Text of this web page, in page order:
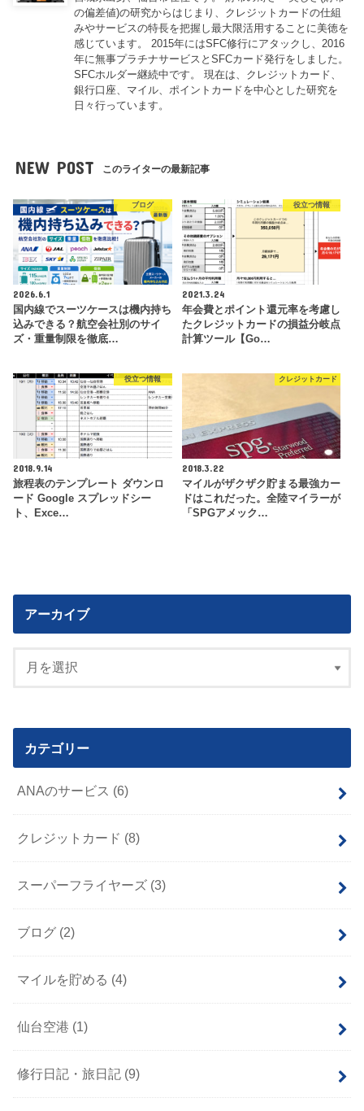
の偏差値)の研究からはじまり、クレジットカードの仕組
みやサービスの特長を把握し最大限活用することに美徳を
感じています。 2015年にはSFC修行にアタックし、2016
年に無事プラチナサービスとSFCカード発行をしました。
SFCホルダー継続中です。 現在は、クレジットカード、
銀行口座、マイル、ポイントカードを中心とした研究を
日々行っています。
NEW POST このライターの最新記事
ブログ
2026.6.1
国内線でスーツケースは機内持ち
込みできる？航空会社別のサイ
ズ・重量制限を徹底…
役立つ情報
2021.3.24
年会費とポイント還元率を考慮し
たクレジットカードの損益分岐点
計算ツール【Go…
役立つ情報
2018.9.14
旅程表のテンプレート ダウンロ
ード Google スプレッドシー
ト、Exce…
クレジットカード
2018.3.22
マイルがザクザク貯まる最強カー
ドはこれだった。全陸マイラーが
「SPGアメック…
アーカイブ
カテゴリー
ANAのサービス (6)
クレジットカード (8)
スーパーフライヤーズ (3)
ブログ (2)
マイルを貯める (4)
仙台空港 (1)
修行日記・旅日記 (9)